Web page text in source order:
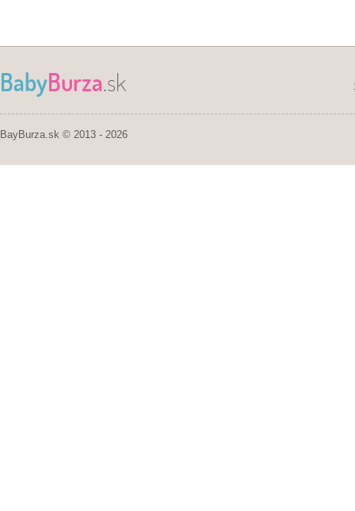
BabyBurza.sk
BayBurza.sk © 2013 - 2026